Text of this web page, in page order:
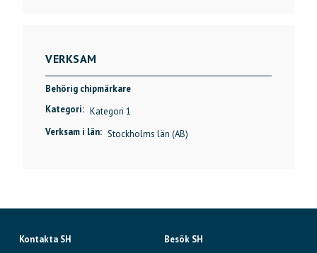
VERKSAM
Behörig chipmärkare
Kategori: Kategori 1
Verksam i län: Stockholms län (AB)
Kontakta SH
Besök SH